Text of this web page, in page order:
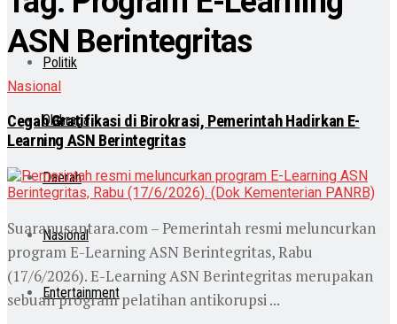
Politik
Olahraga
Daerah
Nasional
Entertainment
ASN Berintegritas
Nasional
Cegah Gratifikasi di Birokrasi, Pemerintah Hadirkan E-
Learning ASN Berintegritas
Suaranusantara.com – Pemerintah resmi meluncurkan
program E-Learning ASN Berintegritas, Rabu
(17/6/2026). E-Learning ASN Berintegritas merupakan
sebuah program pelatihan antikorupsi ...